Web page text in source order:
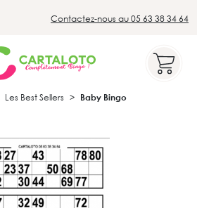
Contactez-nous au 05 63 38 34 64
Les Best Sellers Baby Bingo